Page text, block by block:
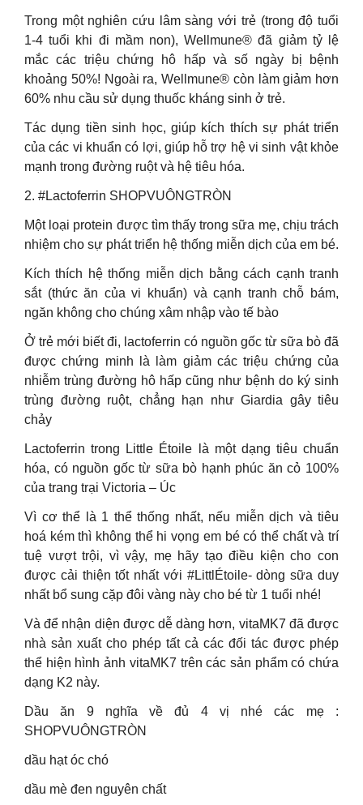
Trong một nghiên cứu lâm sàng với trẻ (trong độ tuổi
1-4 tuổi khi đi mầm non), Wellmune® đã giảm tỷ lệ
mắc các triệu chứng hô hấp và số ngày bị bệnh
khoảng 50%! Ngoài ra, Wellmune® còn làm giảm hơn
60% nhu cầu sử dụng thuốc kháng sinh ở trẻ.
Tác dụng tiền sinh học, giúp kích thích sự phát triển
của các vi khuẩn có lợi, giúp hỗ trợ hệ vi sinh vật khỏe
mạnh trong đường ruột và hệ tiêu hóa.
2. #Lactoferrin SHOPVUÔNGTRÒN
Một loại protein được tìm thấy trong sữa mẹ, chịu trách
nhiệm cho sự phát triển hệ thống miễn dịch của em bé.
Kích thích hệ thống miễn dịch bằng cách cạnh tranh
sắt (thức ăn của vi khuẩn) và cạnh tranh chỗ bám,
ngăn không cho chúng xâm nhập vào tế bào
Ở trẻ mới biết đi, lactoferrin có nguồn gốc từ sữa bò đã
được chứng minh là làm giảm các triệu chứng của
nhiễm trùng đường hô hấp cũng như bệnh do ký sinh
trùng đường ruột, chẳng hạn như Giardia gây tiêu
chảy
Lactoferrin trong Little Étoile là một dạng tiêu chuẩn
hóa, có nguồn gốc từ sữa bò hạnh phúc ăn cỏ 100%
của trang trại Victoria – Úc
Vì cơ thể là 1 thể thống nhất, nếu miễn dịch và tiêu
hoá kém thì không thể hi vọng em bé có thể chất và trí
tuệ vượt trội, vì vậy, mẹ hãy tạo điều kiện cho con
được cải thiện tốt nhất với #LittlÉtoile- dòng sữa duy
nhất bổ sung cặp đôi vàng này cho bé từ 1 tuổi nhé!
Và để nhận diện được dễ dàng hơn, vitaMK7 đã được
nhà sản xuất cho phép tất cả các đối tác được phép
thể hiện hình ảnh vitaMK7 trên các sản phẩm có chứa
dạng K2 này.
Dầu ăn 9 nghĩa về đủ 4 vị nhé các mẹ :
SHOPVUÔNGTRÒN
dầu hạt óc chó
dầu mè đen nguyên chất